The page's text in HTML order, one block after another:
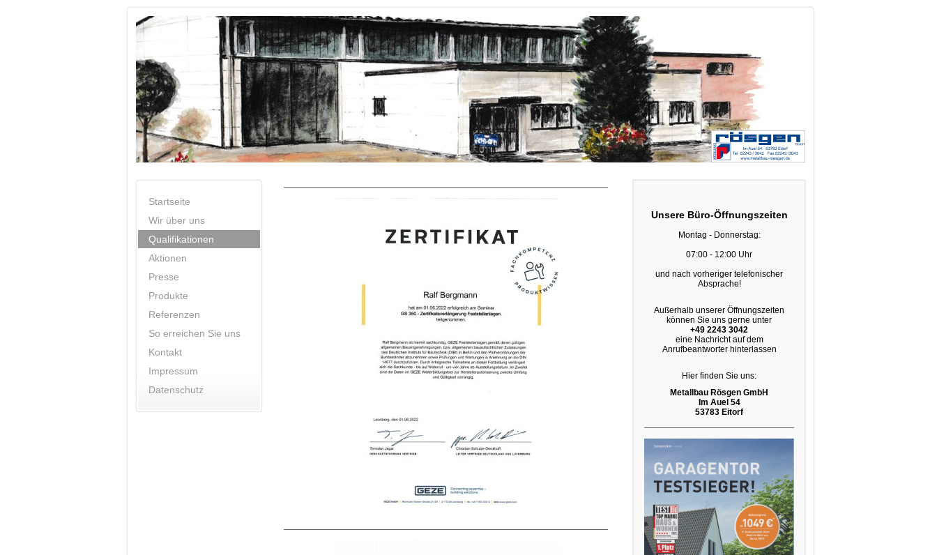
Startseite
Wir über uns
Qualifikationen
Aktionen
Presse
Produkte
Referenzen
So erreichen Sie uns
Kontakt
Impressum
Datenschutz
Unsere Büro-Öffnungszeiten
Montag - Donnerstag:
07:00 - 12:00 Uhr
und nach vorheriger telefonischer
Absprache!
Außerhalb unserer Öffnungszeiten
können Sie uns gerne unter
+49 2243 3042
eine Nachricht auf dem
Anrufbeantworter hinterlassen
Hier finden Sie uns:
Metallbau Rösgen GmbH
Im Auel 54
53783 Eitorf